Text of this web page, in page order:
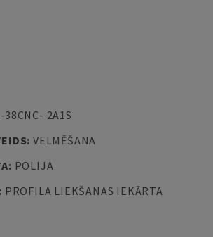
38CNC- 2A1S
: VELMĒŠANA
: POLIJA
: PROFILA LIEKŠANAS IEKĀRTA